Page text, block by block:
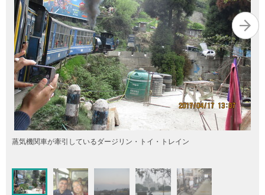
蒸気機関車が牽引しているダージリン・トイ・トレイン